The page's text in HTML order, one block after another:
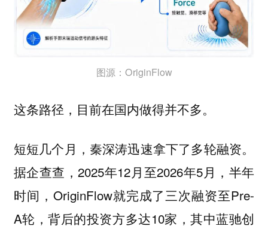
图源：OriginFlow
这条路径，目前在国内做得并不多。
短短几个月，秦深涛迅速拿下了多轮融资。
据企查查，2025年12月至2026年5月，半年
时间，OriginFlow就完成了三次融资至Pre-
A轮，背后的投资方多达10家，其中蓝驰创